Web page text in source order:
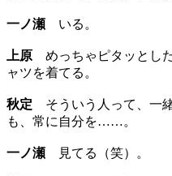
一ノ瀬 いる。
上原 めっちゃピタッとし
ャツを着てる。
秋定 そういう人って、一
も、常に自分を……。
一ノ瀬 見てる（笑）。